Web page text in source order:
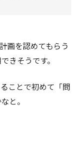
画を認めてもらう
きそうです。
ことで初めて「問
と。